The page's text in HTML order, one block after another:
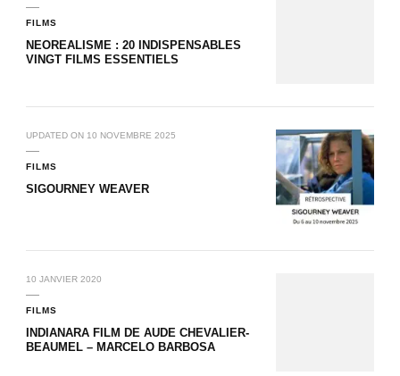
FILMS
NEOREALISME : 20 INDISPENSABLES
VINGT FILMS ESSENTIELS
UPDATED ON 10 NOVEMBRE 2025
FILMS
SIGOURNEY WEAVER
10 JANVIER 2020
FILMS
INDIANARA FILM DE AUDE CHEVALIER-
BEAUMEL – MARCELO BARBOSA